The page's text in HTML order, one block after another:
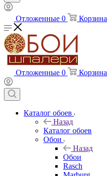
Отложенные 0 Корзина
Отложенные 0 Корзина
Каталог обоев
Назад
Каталог обоев
Обои
Назад
Обои
Rasch